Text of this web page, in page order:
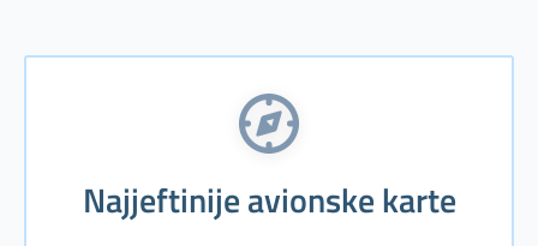
Najjeftinije avionske karte